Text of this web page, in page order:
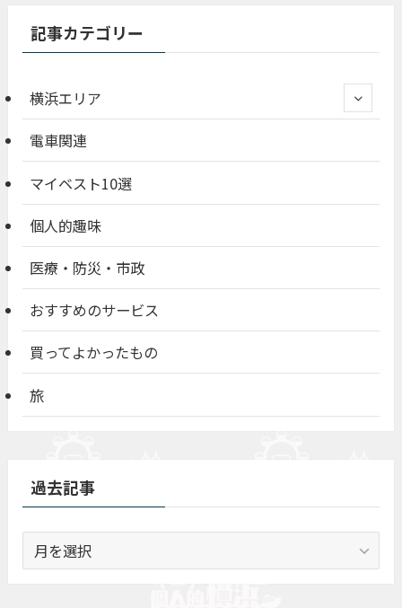
記事カテゴリー
横浜エリア
電車関連
マイベスト10選
個人的趣味
医療・防災・市政
おすすめのサービス
買ってよかったもの
旅
過去記事
去